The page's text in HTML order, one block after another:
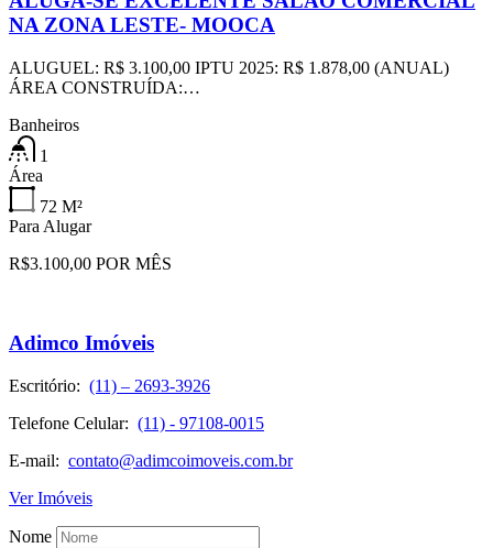
NA ZONA LESTE- MOOCA
ALUGUEL: R$ 3.100,00 IPTU 2025: R$ 1.878,00 (ANUAL)
ÁREA CONSTRUÍDA:…
Banheiros
1
Área
72 M²
Para Alugar
R$3.100,00 POR MÊS
Adimco Imóveis
Escritório: (11) – 2693-3926
Telefone Celular: (11) - 97108-0015
E-mail: contato@adimcoimoveis.com.br
Ver Imóveis
Nome